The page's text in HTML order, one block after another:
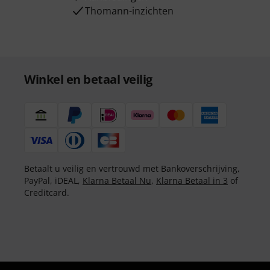
Thomann-inzichten
Winkel en betaal veilig
Betaalt u veilig en vertrouwd met Bankoverschrijving,
PayPal, iDEAL, Klarna Betaal Nu, Klarna Betaal in 3 of
Creditcard.